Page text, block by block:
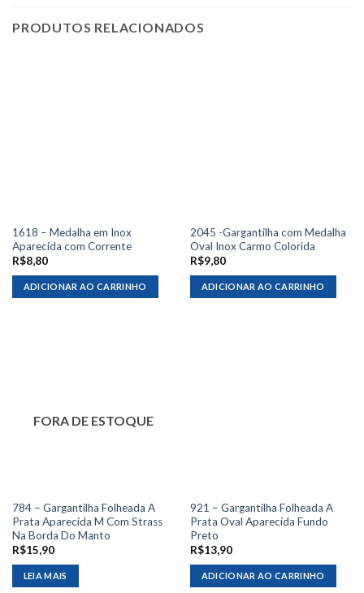
PRODUTOS RELACIONADOS
1618 – Medalha em Inox
Aparecida com Corrente
R$8,80
ADICIONAR AO CARRINHO
2045 -Gargantilha com Medalha
Oval Inox Carmo Colorida
R$9,80
ADICIONAR AO CARRINHO
FORA DE ESTOQUE
784 – Gargantilha Folheada A
Prata Aparecida M Com Strass
Na Borda Do Manto
R$15,90
LEIA MAIS
921 – Gargantilha Folheada A
Prata Oval Aparecida Fundo
Preto
R$13,90
ADICIONAR AO CARRINHO